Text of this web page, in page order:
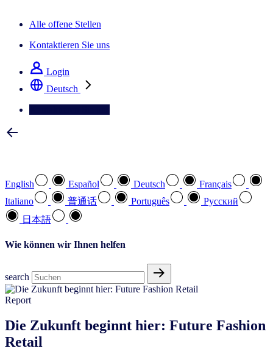
Alle offene Stellen
Kontaktieren Sie uns
Login
Deutsch
English Español Deutsch
Français
Italiano
普通话 Português
Pусский
日本語
Wie können wir Ihnen helfen
search
Report
Die Zukunft beginnt hier: Future Fashion
Retail